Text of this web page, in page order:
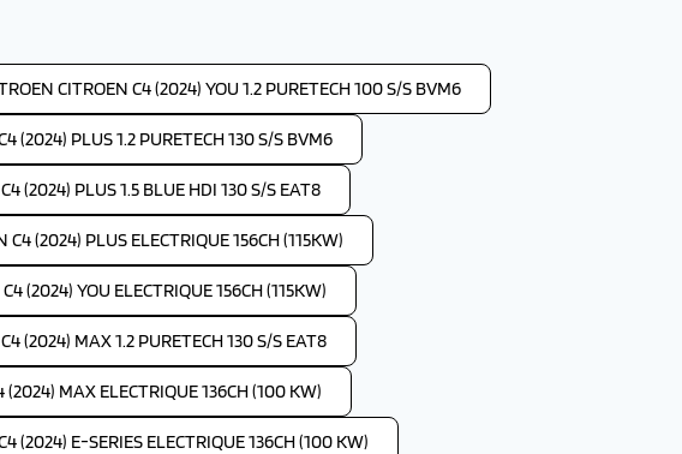
CITROEN C4 (2024) YOU 1.2 PURETECH 100 S/S BVM6
(2024) PLUS 1.2 PURETECH 130 S/S BVM6
(2024) PLUS 1.5 BLUE HDI 130 S/S EAT8
(2024) PLUS ELECTRIQUE 156CH (115KW)
(2024) YOU ELECTRIQUE 156CH (115KW)
(2024) MAX 1.2 PURETECH 130 S/S EAT8
MAX ELECTRIQUE 136CH (100 KW)
(2024) E-SERIES ELECTRIQUE 136CH (100 KW)